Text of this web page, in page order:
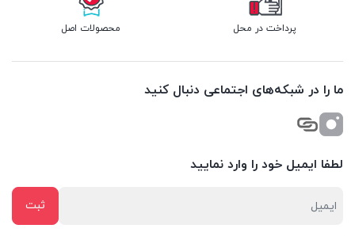
پرداخت در محل محصولات اصل
ما را در شبکه‌های اجتماعی دنبال کنید
لطفا ایمیل خود را وارد نمایید